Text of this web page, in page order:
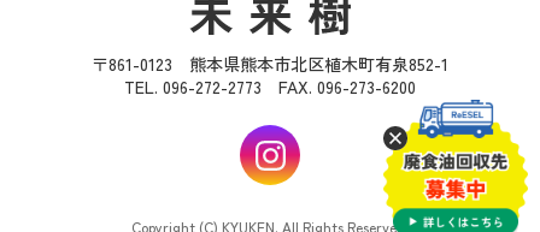
〒861-0123 熊本県熊本市北区植木町有泉852-1
TEL. 096-272-2773 FAX. 096-273-6200
Copyright (C) KYUKEN. All Rights Reserved.